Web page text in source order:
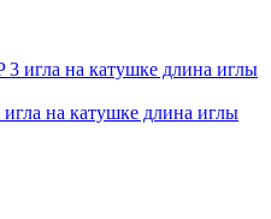
на катушке длина иглы